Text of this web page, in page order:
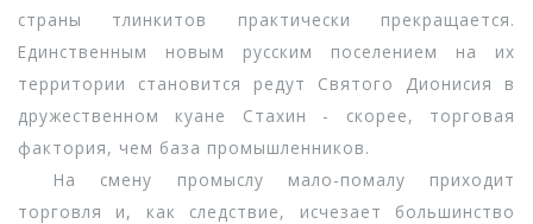
страны тлинкитов практически прекращается.
Единственным новым русским поселением на их
территории становится редут Святого Дионисия в
дружественном куане Стахин - скорее, торговая
фактория, чем база промышленников.
На смену промыслу мало-помалу приходит
торговля и, как следствие, исчезает большинство